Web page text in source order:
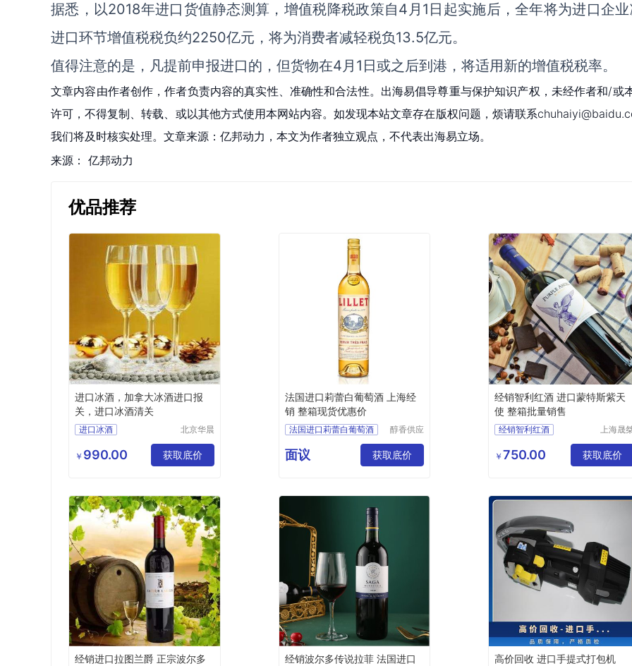
据悉，以2018年进口货值静态测算，增值税降税政策自4月1日起实施后，全年将为进口企
进口环节增值税税负约2250亿元，将为消费者减轻税负13.5亿元。
值得注意的是，凡提前申报进口的，但货物在4月1日或之后到港，将适用新的增值税税率。
文章内容由作者创作，作者负责内容的真实性、准确性和合法性。出海易倡导尊重与保护知识产权，未经作者和/或
许可，不得复制、转载、或以其他方式使用本网站内容。如发现本站文章存在版权问题，烦请联系
我们将及时核实处理。文章来源：亿邦动力，本文为作者独立观点，不代表出海易立场。
来源： 亿邦动力
优品推荐
进口冰酒，加拿大冰酒进口报
关，进口冰酒清关
进口冰酒
加拿大冰酒进口报关
冰酒进口报关
北京华晨
贸易有限
责任公司
￥ 990.00 获取底价
法国进口莉蕾白葡萄酒 上海经
销 整箱现货优惠价
法国进口莉蕾白葡萄酒
整箱现货优惠价
醇香供应
(上海)有
限公司
面议 获取底价
经销智利红酒 进口蒙特斯紫天
使 整箱批量销售
经销智利红酒
整箱批量销售
上海晟
公司
￥ 750.00 获取底价
经销进口拉图兰爵 正宗波尔多
经销波尔多传说拉菲 法国进口
高价回收 进口手提式打包机